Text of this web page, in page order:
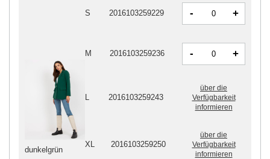
dunkelgrün
S 2016103259229 - +
M 2016103259236 - +
2016103259243
über die
Verfügbarkeit
informieren
XL 2016103259250
über die
Verfügbarkeit
informieren